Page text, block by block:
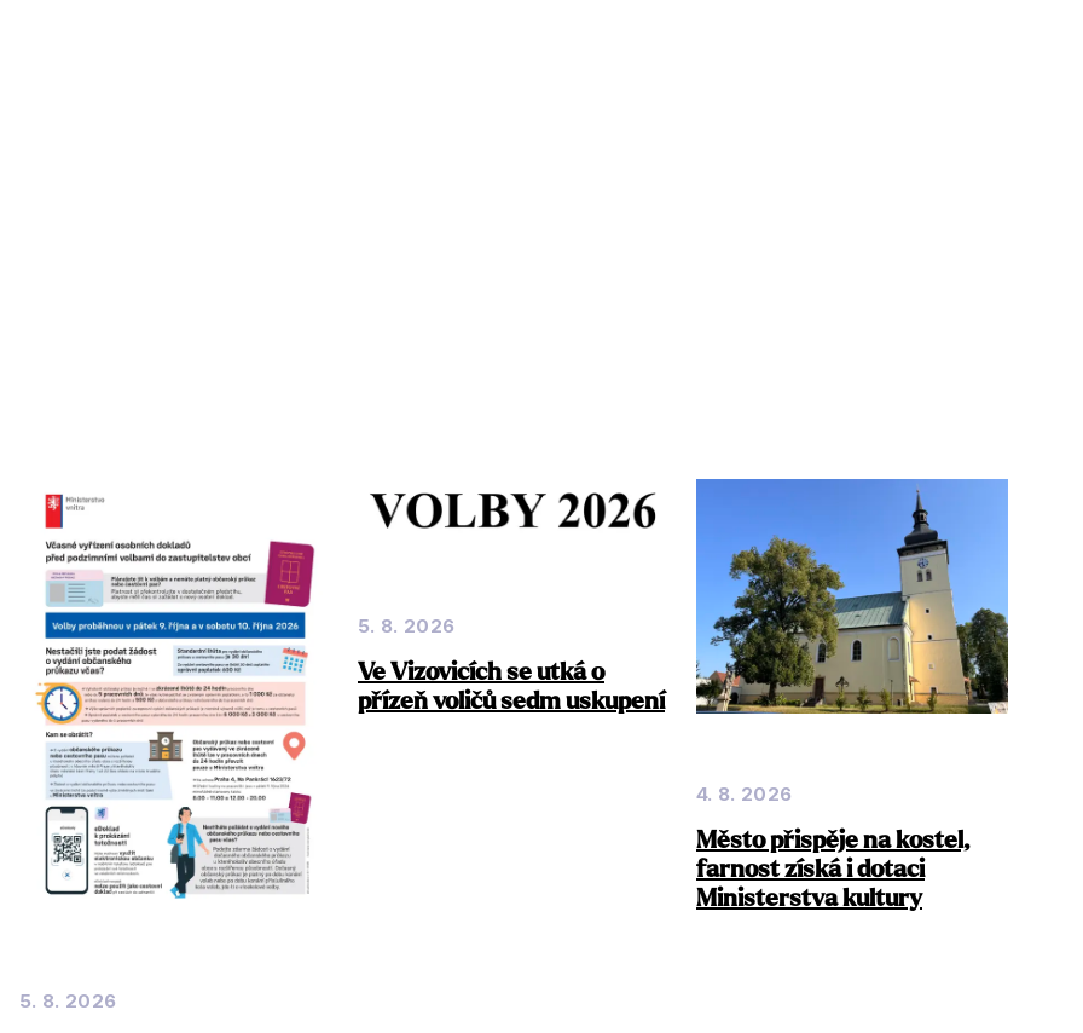
5. 8. 2026
5. 8. 2026
Ve Vizovicích se utká o
přízeň voličů sedm uskupení
4. 8. 2026
Město přispěje na kostel,
farnost získá i dotaci
Ministerstva kultury